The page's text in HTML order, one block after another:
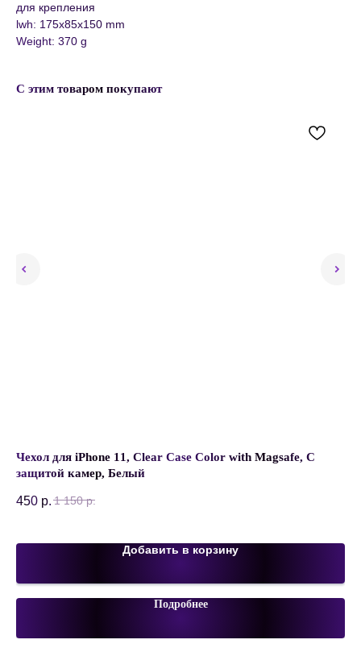
для крепления
lwh: 175x85x150 mm
Weight: 370 g
С этим товаром покупают
Чехол для iPhone 11, Clear Case Color with Magsafe, С
защитой камер, Белый
450 р. 1 150 р.
Добавить в корзину
Подробнее